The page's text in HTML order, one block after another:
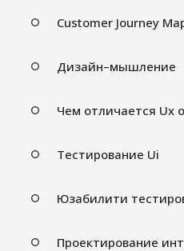
Customer Journey
Дизайн–мышление
Чем отличается Ux
Тестирование Ui
Юзабилити
Проектирование